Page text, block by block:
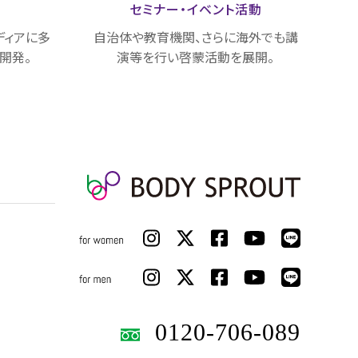
アに多
発。
セミナー・イベント活動
自治体や教育機関、さらに海外でも講
演等を行い啓蒙活動を展開。
0120-706-089